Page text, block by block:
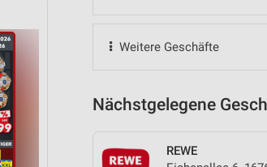
Weitere Geschäfte
Nächstgelegene
REWE